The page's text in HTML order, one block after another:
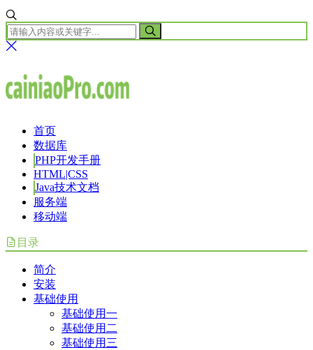
首页
数据库
PHP开发手册
HTML|CSS
Java技术文档
服务端
移动端
目录
简介
安装
基础使用
基础使用一
基础使用二
基础使用三